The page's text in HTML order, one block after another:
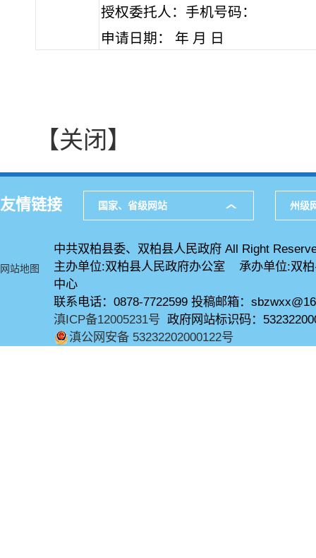
授权委托人： 手机号码：
申请日期： 年 月 日
【关闭】
友情链接 国家、省级网站 州级
网站地图
中共双柏县委、双柏县人民政府 All Right
主办单位:双柏县人民政府办公室 承办单位:双
中心
联系电话：0878-7722599 投稿邮箱：
滇ICP备12005231号 政府网站标识码：
滇公网安备 53232202000122号